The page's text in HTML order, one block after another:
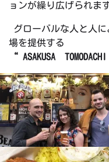
ョンが繰り広げられます
グローバルな人と人
場を提供する
“ ASAKUSA